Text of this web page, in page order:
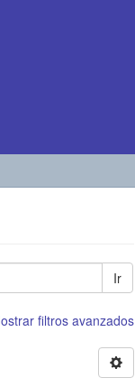
Ir
filtros avanzados